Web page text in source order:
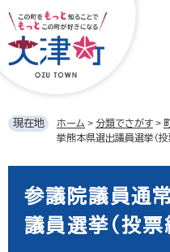
ジ
の
す。
ュ
ー
し 現在地 ホーム > 分類でさがす >
挙熊本県選出議員選挙（投
参議院議員通
議員選挙（投票